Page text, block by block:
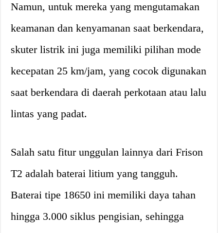
Namun, untuk mereka yang mengutamakan
keamanan dan kenyamanan saat berkendara,
skuter listrik ini juga memiliki pilihan mode
kecepatan 25 km/jam, yang cocok digunakan
saat berkendara di daerah perkotaan atau lalu
lintas yang padat.
Salah satu fitur unggulan lainnya dari Frison
T2 adalah baterai litium yang tangguh.
Baterai tipe 18650 ini memiliki daya tahan
hingga 3.000 siklus pengisian, sehingga